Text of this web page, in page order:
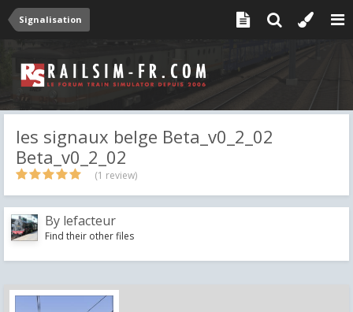
Signalisation
les signaux belge Beta_v0_2_02
Beta_v0_2_02
(1 review)
By lefacteur
Find their other files